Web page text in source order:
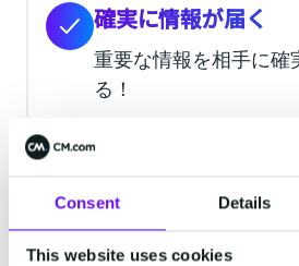
Consent Details
This website uses cookies
確実に情報が届く
重要な情報を相手に確
る！
簡単に設定
ITツールが苦手な方で
る！